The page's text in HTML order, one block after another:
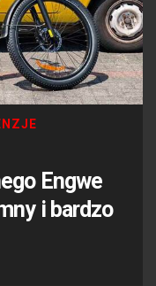
Engwe
i bardzo